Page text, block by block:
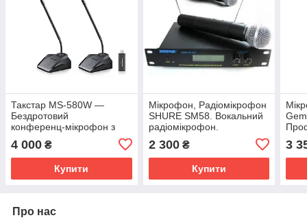
Такстар MS-580W —
Бездротовий
конференц‑мікрофон з
вбудованою звуковою
картою
4 000 ₴
Купити
Мікрофон, Радіомікрофон
SHURE SM58. Вокальний
радіомікрофон.
2 300₴
Купити
3
Про нас